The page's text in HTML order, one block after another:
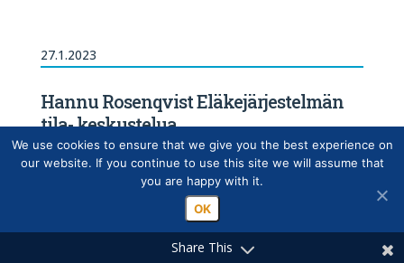
27.1.2023
Hannu Rosenqvist Eläkejärjestelmän
tila- keskustelua
Share This
We use cookies to ensure that we give you the best experience on
our website. If you continue to use this site we will assume that
you are happy with it.
OK